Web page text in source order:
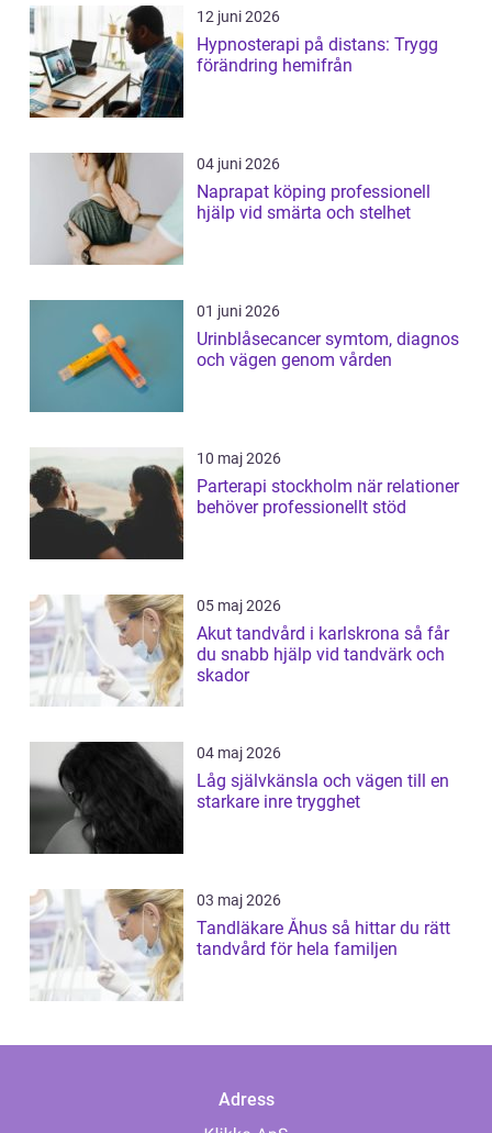
12 juni 2026
Hypnosterapi på distans: Trygg
förändring hemifrån
04 juni 2026
Naprapat köping professionell
hjälp vid smärta och stelhet
01 juni 2026
Urinblåsecancer symtom, diagnos
och vägen genom vården
10 maj 2026
Parterapi stockholm när relationer
behöver professionellt stöd
05 maj 2026
Akut tandvård i karlskrona så får
du snabb hjälp vid tandvärk och
skador
04 maj 2026
Låg självkänsla och vägen till en
starkare inre trygghet
03 maj 2026
Tandläkare Åhus så hittar du rätt
tandvård för hela familjen
Adress